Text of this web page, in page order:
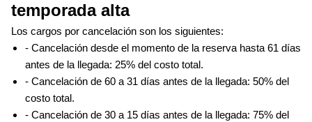
temporada alta
Los cargos por cancelación son los siguientes:
- Cancelación desde el momento de la reserva hasta 61 días
antes de la llegada: 25% del costo total.
- Cancelación de 60 a 31 días antes de la llegada: 50% del
costo total.
- Cancelación de 30 a 15 días antes de la llegada: 75% del